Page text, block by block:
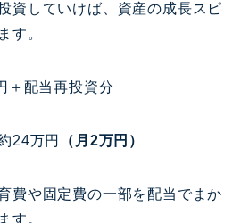
資していけば、資産の成長スピ
す。
＋配当再投資分
24万円 （月2万円）
費や固定費の一部を配当でまか
す。